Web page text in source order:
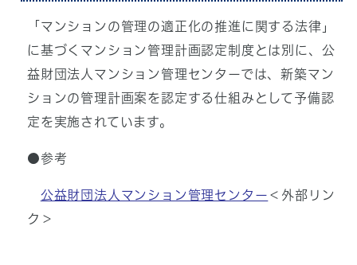
「マンションの管理の適正化の推進に関する法律」
に基づくマンション管理計画認定制度とは別に、公
益財団法人マンション管理センターでは、新築マン
ションの管理計画案を認定する仕組みとして予備認
定を実施されています。
●参考
公益財団法人マンション管理センター ＜外部リン
ク＞